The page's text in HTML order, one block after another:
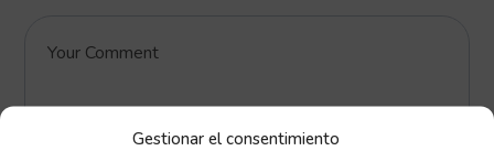
Gestionar el consentimiento